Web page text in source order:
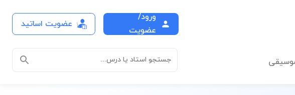
ورود/
عضویت
عضویت اساتید
جستجو استاد یا درس...